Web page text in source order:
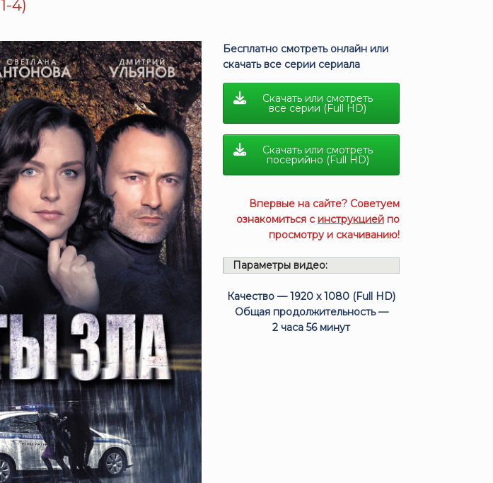
4)
Бесплатно смотреть онлайн или
скачать все серии сериала
Скачать или смотреть
все серии (Full HD)
Скачать или смотреть
посерийно (Full HD)
Впервые на сайте? Советуем
ознакомиться с инструкцией по
просмотру и скачиванию!
Параметры видео:
Качество — 1920 x 1080 (Full HD)
Общая продолжительность —
2 часа 56 минут